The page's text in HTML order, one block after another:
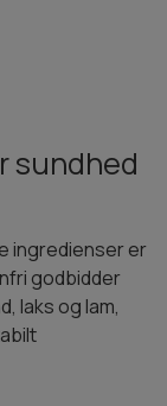
sundhed
ingredienser er
godbidder
laks og lam,